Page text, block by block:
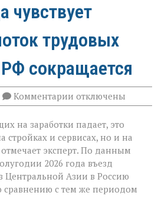
чувствует
трудовых
сокращается
Комментарии к
записи
труда
чувствует
перемену»:
поток
трудовых
мигрантов
в
РФ
отключены
на заработки падает, это
стройках и сервисах, но и на
эксперт. По данным
2026 года въезд
Центральной Азии в Россию
сравнению с тем же периодом